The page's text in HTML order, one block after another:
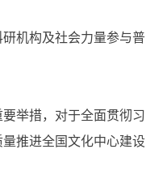
机构及社会力量参与普
举措，对于全面贯彻习
推进全国文化中心建设